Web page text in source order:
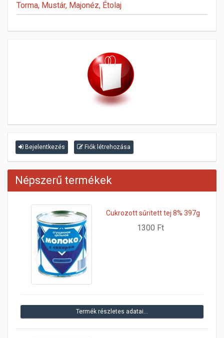
Torma, Mustár, Majonéz, Étolaj
Bejelentkezés Fiók létrehozása
Népszerű termékek
Cukrozott sűritett tej 8% 397g
1300 Ft
Termék részletes adatai…